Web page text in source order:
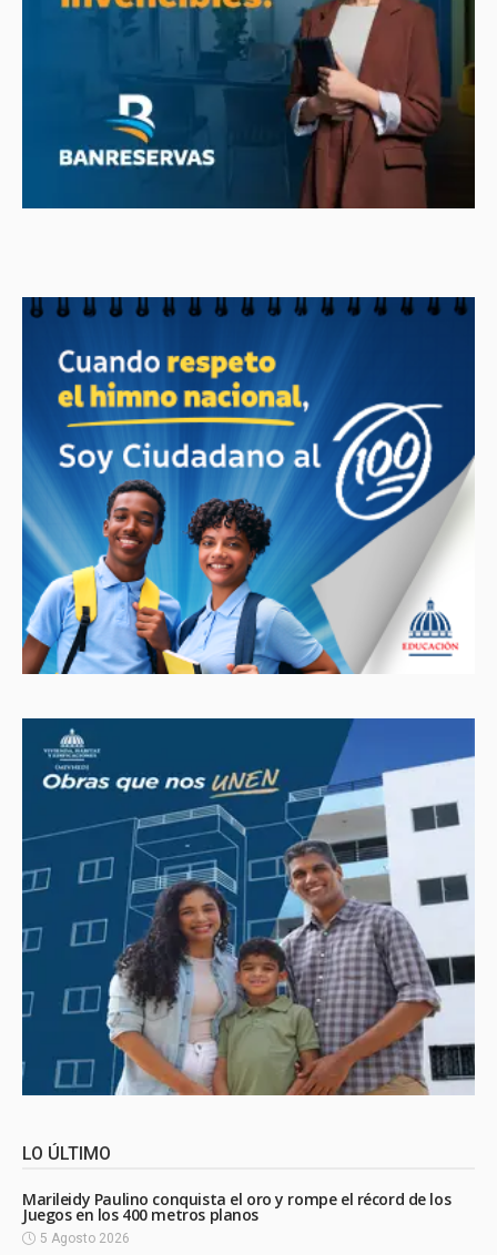
LO ÚLTIMO
Marileidy Paulino conquista el oro y rompe el récord de los
Juegos en los 400 metros planos
5 Agosto 2026